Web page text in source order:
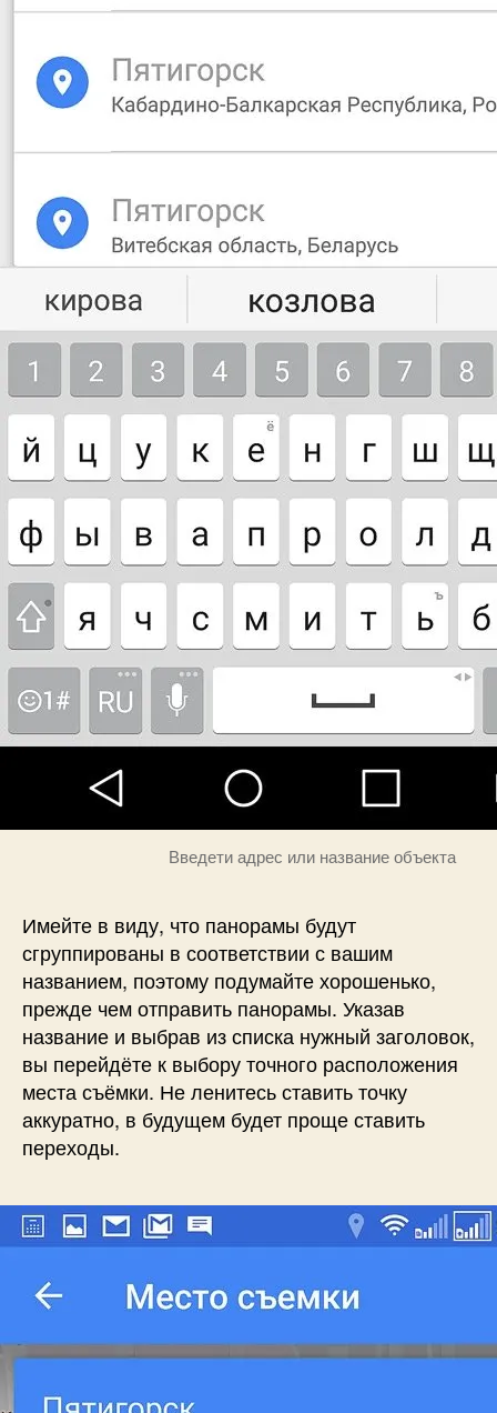
Введети адрес или название объекта
Имейте в виду, что панорамы будут
сгруппированы в соответствии с вашим
названием, поэтому подумайте хорошенько,
прежде чем отправить панорамы. Указав
название и выбрав из списка нужный заголовок,
вы перейдёте к выбору точного расположения
места съёмки. Не ленитесь ставить точку
аккуратно, в будущем будет проще ставить
переходы.